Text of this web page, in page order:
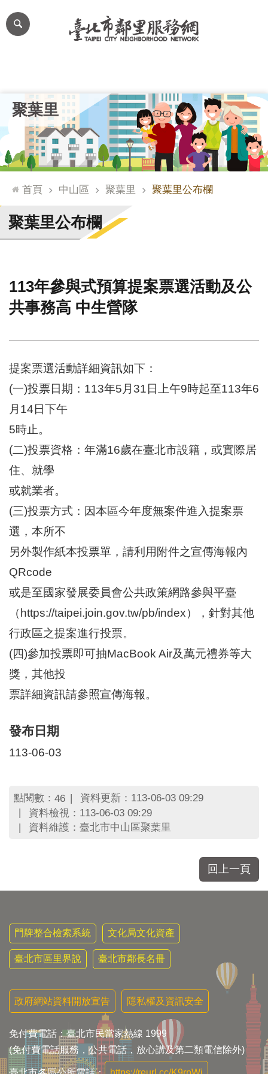
跳到主要內容區塊
網
站
台
通
臺
北
市
門
牌
整
檢
系
文
化
局
化
資
產
北
市
區
里
說
臺
北
鄰
長
名
冊
聚葉里
首頁 中山區 聚葉里 聚葉里公布欄
聚葉里公布欄
113年參與式預算提案票選活動及公
共事務高 中生營隊
提案票選活動詳細資訊如下：
(一)投票日期：113年5月31日上午9時起至113年6
月14日下午
5時止。
(二)投票資格：年滿16歲在臺北市設籍，或實際居
住、就學
或就業者。
(三)投票方式：因本區今年度無案件進入提案票
選，本所不
另外製作紙本投票單，請利用附件之宣傳海報內
QRcode
或是至國家發展委員會公共政策網路參與平臺
（https://taipei.join.gov.tw/pb/index），針對其他
行政區之提案進行投票。
(四)參加投票即可抽MacBook Air及萬元禮券等大
獎，其他投
票詳細資訊請參照宣傳海報。
發布日期
113-06-03
點閱數： 46
資料更新：113-06-03 09:29
資料檢視：113-06-03 09:29
資料維護：臺北市中山區聚葉里
回上一頁
門牌整合檢索系統 文化局文化資產
臺北市區里界說 臺北市鄰長名冊
政府網站資料開放宣告 隱私權及資訊安全
免付費電話：臺北市民當家熱線 1999
(免付費電話服務，公共電話，放心講及第二類電信除外)